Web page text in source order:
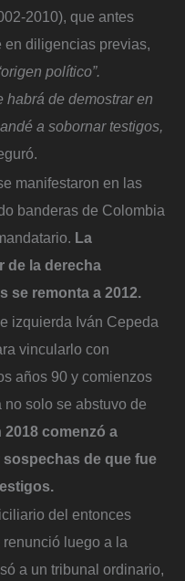
2010), que antes
en diligencias previas,
político”.
habrá de demostrar en
a sobornar testigos,
manifestaron en las
banderas de Colombia
La
de la derecha
se remonta a 2012.
izquierda Iván Cepeda
vincularlo con
años 90 y comienzos
solo se abstuvo de
2018 comenzó a
de que fue
del entonces
luego a la
a un tribunal ordinario,